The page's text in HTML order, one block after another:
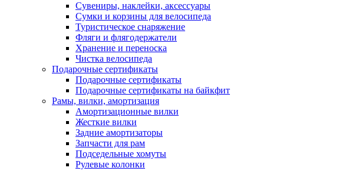
Сувениры, наклейки, аксессуары
Сумки и корзины для велосипеда
Туристическое снаряжение
Фляги и флягодержатели
Хранение и переноска
Чистка велосипеда
Подарочные сертификаты
Подарочные сертификаты
Подарочные сертификаты на байкфит
Рамы, вилки, амортизация
Амортизационные вилки
Жесткие вилки
Задние амортизаторы
Запчасти для рам
Подседельные хомуты
Рулевые колонки